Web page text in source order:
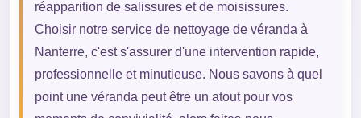
réapparition de salissures et de moisissures.
Choisir notre service de nettoyage de véranda à
Nanterre, c'est s'assurer d'une intervention rapide,
professionnelle et minutieuse. Nous savons à quel
point une véranda peut être un atout pour vos